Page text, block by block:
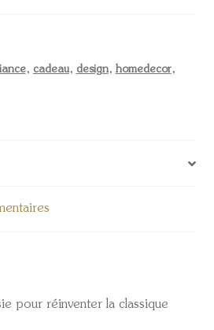
, cadeau, design, homedecor,
pour réinventer la classique